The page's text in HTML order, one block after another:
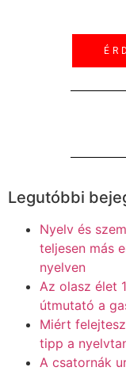
Legutóbbi
Nyelv és
teljesen más
nyelven
Az olasz élet
útmutató a
Miért
tipp a
A csatornák